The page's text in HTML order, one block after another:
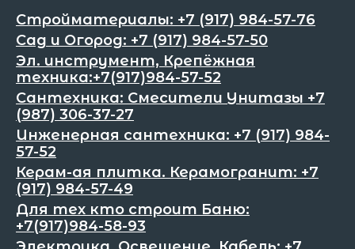
Стройматериалы: +7 (917) 984-57-76
Сад и Огород: +7 (917) 984-57-50
Эл. инструмент, Крепёжная
техника:+7(917)984-57-52
Сантехника: Смесители Унитазы +7
(987) 306-37-27
Инженерная сантехника: +7 (917) 984-
57-52
Керам-ая плитка. Керамогранит: +7
(917) 984-57-49
Для тех кто строит Баню:
+7(917)984-58-93